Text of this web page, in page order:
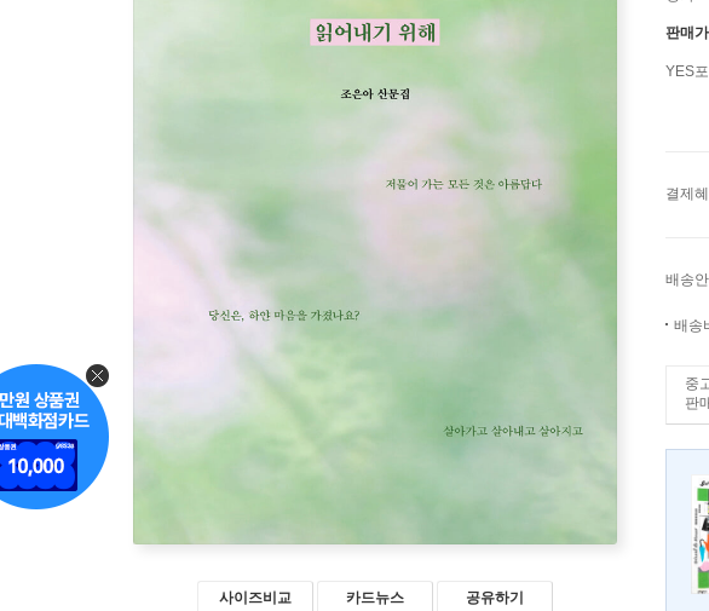
사이즈비교 카드뉴스 공유하기
판매가
YES
결제
배송
배송
중
판